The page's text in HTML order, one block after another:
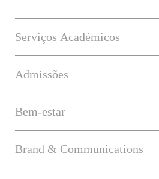
Serviços Académicos
Admissões
Bem-estar
Brand & Communications